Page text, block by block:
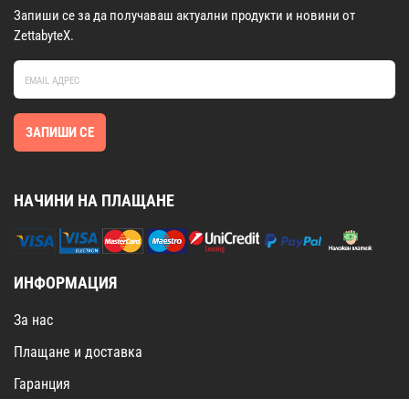
Запиши се за да получаваш актуални продукти и новини от
ZettabyteX.
ЗАПИШИ СЕ
НАЧИНИ НА ПЛАЩАНЕ
ИНФОРМАЦИЯ
За нас
Плащане и доставка
Гаранция